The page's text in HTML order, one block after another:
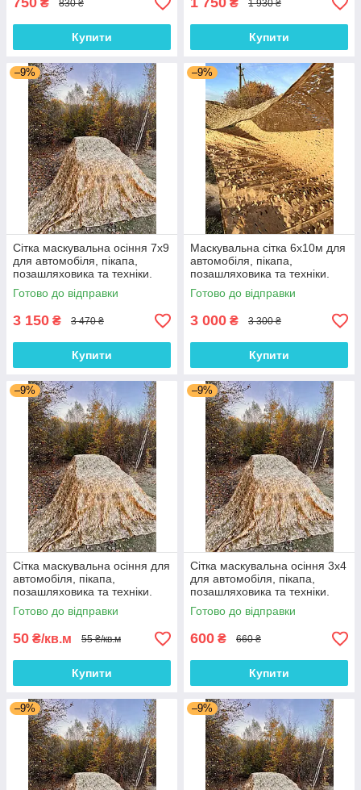
₴ 830 ₴
Купити
₴ 1 930 ₴
Купити
–9%
Сітка маскувальна осіння 7х9
для автомобіля, пікапа,
позашляховика та техніки.
Колір "Мультикам №2"
Готово до відправки
3 150 ₴ 3 470 ₴
Купити
–9%
Маскувальна сітка 6х10м для
автомобіля, пікапа,
позашляховика та техніки.
Сітка маскувальна Мультикам
№2
Готово до відправки
3 000 ₴ 3 300 ₴
Купити
–9%
Сітка маскувальна осіння для
автомобіля, пікапа,
позашляховика та техніки.
Колір "Мультикам №2"
Готово до відправки
50 ₴/кв.м 55 ₴/кв.м
Купити
–9%
Сітка маскувальна осіння 3х4
для автомобіля, пікапа,
позашляховика та техніки.
Колір "Мультикам №2"
Готово до відправки
600 ₴ 660 ₴
Купити
–9% –9%